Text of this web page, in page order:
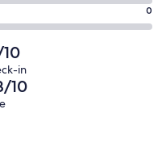
0
in
10